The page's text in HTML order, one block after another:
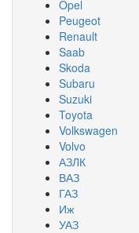
Opel
Peugeot
Renault
Saab
Skoda
Subaru
Suzuki
Toyota
Volkswagen
Volvo
АЗЛК
ВАЗ
ГАЗ
Иж
УАЗ